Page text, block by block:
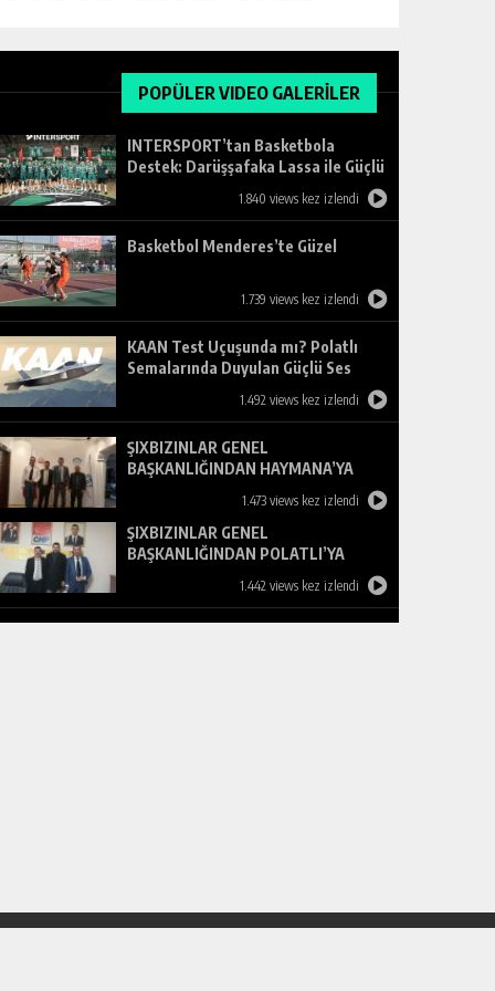
POPÜLER VIDEO GALERİLER
INTERSPORT’tan Basketbola
Destek: Darüşşafaka Lassa ile Güçlü
1.840 views kez izlendi
Basketbol Menderes’te Güzel
1.739 views kez izlendi
KAAN Test Uçuşunda mı? Polatlı
Semalarında Duyulan Güçlü Ses
1.492 views kez izlendi
ŞIXBIZINLAR GENEL
BAŞKANLIĞINDAN HAYMANA’YA
1.473 views kez izlendi
ŞIXBIZINLAR GENEL
BAŞKANLIĞINDAN POLATLI’YA
1.442 views kez izlendi